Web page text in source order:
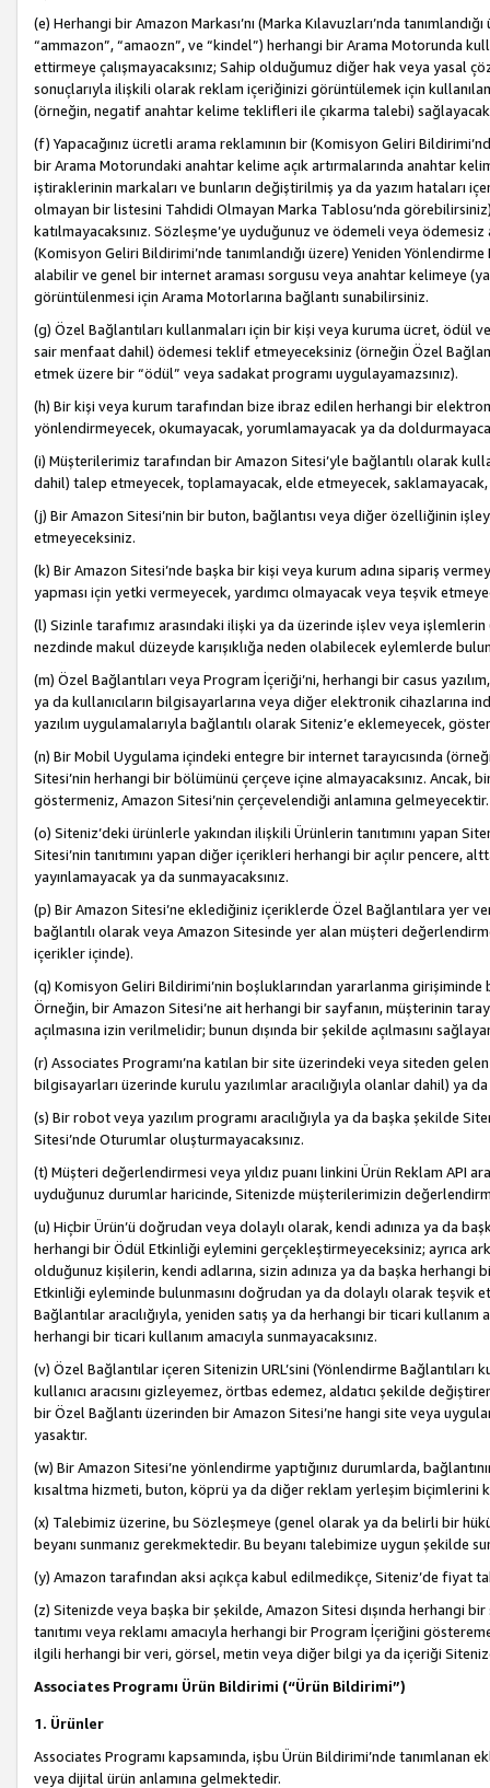
(e) Herhangi bir Amazon Markası’nı (Marka Kılavuzları’nda
“ammazon”, “amaozn”, ve “kindel”) herhangi bir Arama Motorunda
ettirmeye çalışmayacaksınız; Sahip olduğumuz diğer hak veya yasal
sonuçlarıyla ilişkili olarak reklam içeriğinizi görüntülemek için
(örneğin, negatif anahtar kelime teklifleri ile çıkarma talebi)
(f) Yapacağınız ücretli arama reklamının bir (Komisyon Geliri
bir Arama Motorundaki anahtar kelime açık artırmalarında anahtar
iştiraklerinin markaları ve bunların değiştirilmiş ya da yazım hataları
olmayan bir listesini Tahdidi Olmayan Marka Tablosu’nda
katılmayacaksınız. Sözleşme’ye uyduğunuz ve ödemeli veya
(Komisyon Geliri Bildirimi’nde tanımlandığı üzere) Yeniden
alabilir ve genel bir internet araması sorgusu veya anahtar kelimeye
görüntülenmesi için Arama Motorlarına bağlantı sunabilirsiniz.
(g) Özel Bağlantıları kullanmaları için bir kişi veya kuruma ücret, ödül
sair menfaat dahil) ödemesi teklif etmeyeceksiniz (örneğin Özel
etmek üzere bir “ödül” veya sadakat programı uygulayamazsınız).
(h) Bir kişi veya kurum tarafından bize ibraz edilen herhangi bir
yönlendirmeyecek, okumayacak, yorumlamayacak ya da
(i) Müşterilerimiz tarafından bir Amazon Sitesi’yle bağlantılı olarak
dahil) talep etmeyecek, toplamayacak, elde etmeyecek,
(j) Bir Amazon Sitesi’nin bir buton, bağlantısı veya diğer özelliğinin
etmeyeceksiniz.
(k) Bir Amazon Sitesi’nde başka bir kişi veya kurum adına sipariş
yapması için yetki vermeyecek, yardımcı olmayacak veya teşvik
(l) Sizinle tarafımız arasındaki ilişki ya da üzerinde işlev veya
nezdinde makul düzeyde karışıklığa neden olabilecek eylemlerde
(m) Özel Bağlantıları veya Program İçeriği’ni, herhangi bir casus
ya da kullanıcıların bilgisayarlarına veya diğer elektronik
yazılım uygulamalarıyla bağlantılı olarak Siteniz’e eklemeyecek,
(n) Bir Mobil Uygulama içindeki entegre bir internet tarayıcısında
Sitesi’nin herhangi bir bölümünü çerçeve içine almayacaksınız. Ancak,
göstermeniz, Amazon Sitesi’nin çerçevelendiği anlamına gelmeyecektir.
(o) Siteniz’deki ürünlerle yakından ilişkili Ürünlerin tanıtımını yapan
Sitesi’nin tanıtımını yapan diğer içerikleri herhangi bir açılır pencere,
yayınlamayacak ya da sunmayacaksınız.
(p) Bir Amazon Sitesi’ne eklediğiniz içeriklerde Özel Bağlantılara yer
bağlantılı olarak veya Amazon Sitesinde yer alan müşteri
içerikler içinde).
(q) Komisyon Geliri Bildirimi’nin boşluklarından yararlanma
Örneğin, bir Amazon Sitesi’ne ait herhangi bir sayfanın, müşterinin
açılmasına izin verilmelidir; bunun dışında bir şekilde açılmasını
(r) Associates Programı’na katılan bir site üzerindeki veya siteden
bilgisayarları üzerinde kurulu yazılımlar aracılığıyla olanlar dahil) ya
(s) Bir robot veya yazılım programı aracılığıyla ya da başka şekilde
Sitesi’nde Oturumlar oluşturmayacaksınız.
(t) Müşteri değerlendirmesi veya yıldız puanı linkini Ürün Reklam API
uyduğunuz durumlar haricinde, Sitenizde müşterilerimizin
(u) Hiçbir Ürün’ü doğrudan veya dolaylı olarak, kendi adınıza ya da
herhangi bir Ödül Etkinliği eylemini gerçekleştirmeyeceksiniz; ayrıca
olduğunuz kişilerin, kendi adlarına, sizin adınıza ya da başka herhangi
Etkinliği eyleminde bulunmasını doğrudan ya da dolaylı olarak teşvik
Bağlantılar aracılığıyla, yeniden satış ya da herhangi bir ticari
herhangi bir ticari kullanım amacıyla sunmayacaksınız.
(v) Özel Bağlantılar içeren Sitenizin URL’sini (Yönlendirme Bağlantıları
kullanıcı aracısını gizleyemez, örtbas edemez, aldatıcı şekilde
bir Özel Bağlantı üzerinden bir Amazon Sitesi’ne hangi site veya
yasaktır.
(w) Bir Amazon Sitesi’ne yönlendirme yaptığınız durumlarda,
kısaltma hizmeti, buton, köprü ya da diğer reklam yerleşim biçimlerini
(x) Talebimiz üzerine, bu Sözleşmeye (genel olarak ya da belirli bir
beyanı sunmanız gerekmektedir. Bu beyanı talebimize uygun şekilde
(y) Amazon tarafından aksi açıkça kabul edilmedikçe, Siteniz’de fiyat
(z) Sitenizde veya başka bir şekilde, Amazon Sitesi dışında herhangi
tanıtımı veya reklamı amacıyla herhangi bir Program İçeriğini
ilgili herhangi bir veri, görsel, metin veya diğer bilgi ya da içeriği
Associates Programı Ürün Bildirimi (“Ürün Bildirimi”)
1. Ürünler
Associates Programı kapsamında, işbu Ürün Bildirimi’nde
veya dijital ürün anlamına gelmektedir.